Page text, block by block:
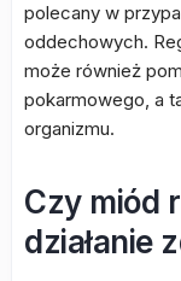
polecany w
oddechowych.
może również
pokarmowego, a
organizmu.
Czy miód
działanie